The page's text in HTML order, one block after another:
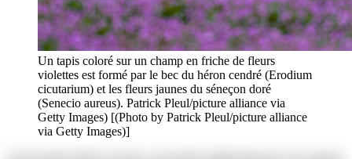
Un tapis coloré sur un champ en friche de fleurs
violettes est formé par le bec du héron cendré (Erodium
cicutarium) et les fleurs jaunes du séneçon doré
(Senecio aureus). Patrick Pleul/picture alliance via
Getty Images) [(Photo by Patrick Pleul/picture alliance
via Getty Images)]